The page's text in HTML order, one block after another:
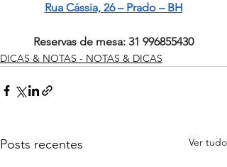
Rua Cássia, 26 – Prado – BH
Reservas de mesa: 31 996855430
DICAS & NOTAS - NOTAS & DICAS
Posts recentes Ver tudo